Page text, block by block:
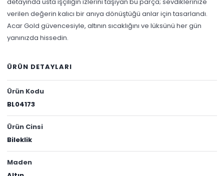
verilen değerin kalıcı bir anıya dönüştüğü anlar için tasarlandı.
Acar Gold güvencesiyle, altının sıcaklığını ve lüksünü her gün
yanınızda hissedin.
ÜRÜN DETAYLARI
Ürün Kodu
BL04173
Ürün Cinsi
Bileklik
Maden